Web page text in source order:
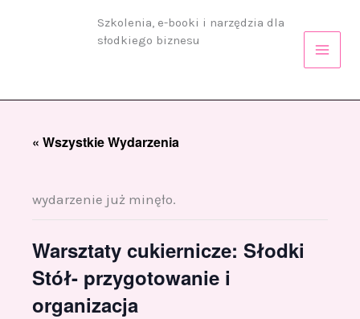
Szkolenia, e-booki i narzędzia dla
słodkiego biznesu
« Wszystkie Wydarzenia
wydarzenie już minęło.
Warsztaty cukiernicze: Słodki
Stół- przygotowanie i
organizacja